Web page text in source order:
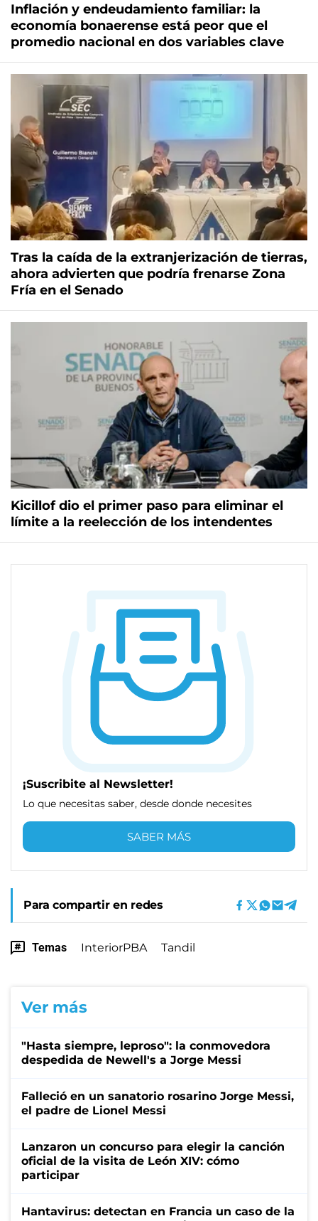
Inflación y endeudamiento familiar: la
economía bonaerense está peor que el
promedio nacional en dos variables clave
Tras la caída de la extranjerización de tierras,
ahora advierten que podría frenarse Zona
Fría en el Senado
Kicillof dio el primer paso para eliminar el
límite a la reelección de los intendentes
¡Suscribite al Newsletter!
Lo que necesitas saber, desde donde necesites
SABER MÁS
Para compartir en redes
Temas InteriorPBA Tandil
Ver más
"Hasta siempre, leproso": la conmovedora
despedida de Newell's a Jorge Messi
Falleció en un sanatorio rosarino Jorge Messi,
el padre de Lionel Messi
Lanzaron un concurso para elegir la canción
oficial de la visita de León XIV: cómo
participar
Hantavirus: detectan en Francia un caso de la